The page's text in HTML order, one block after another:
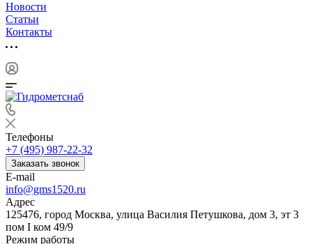
Новости
Статьи
Контакты
Телефоны
+7 (495) 987-22-32
Заказать звонок
E-mail
info@gms1520.ru
Адрес
125476, город Москва, улица Василия Петушкова, дом 3, эт 3
пом I ком 49/9
Режим работы